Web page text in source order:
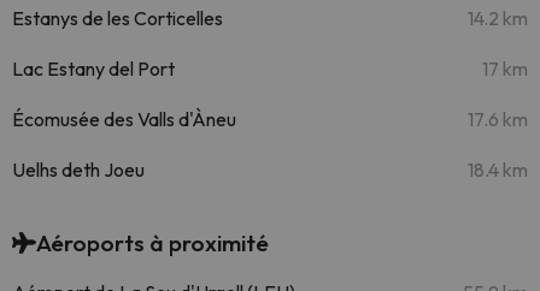
Estanys de les Corticelles 14.2 km
Lac Estany del Port 17 km
Écomusée des Valls d'Àneu 17.6 km
Uelhs deth Joeu 18.4 km
Aéroports à proximité